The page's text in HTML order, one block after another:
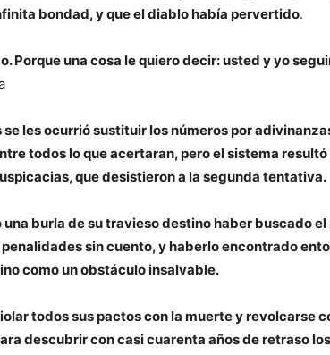
bondad, y que el diablo había pervertido.
Porque una cosa le quiero decir: usted y yo
se les ocurrió sustituir los números por
todos lo que acertaran, pero el sistema
que desistieron a la segunda tentativa.
burla de su travieso destino haber buscado
sin cuento, y haberlo encontrado
como un obstáculo insalvable.
todos sus pactos con la muerte y revolcarse
descubrir con casi cuarenta años de retraso